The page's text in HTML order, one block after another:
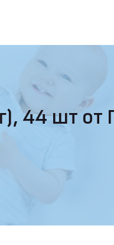
44 шт от